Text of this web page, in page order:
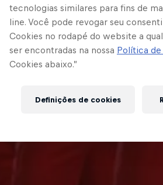
tecnologias similares para fins de
line. Você pode revogar seu
Cookies no rodapé do website a
ser encontradas na nossa Política
Cookies abaixo.”
Definições de cookies